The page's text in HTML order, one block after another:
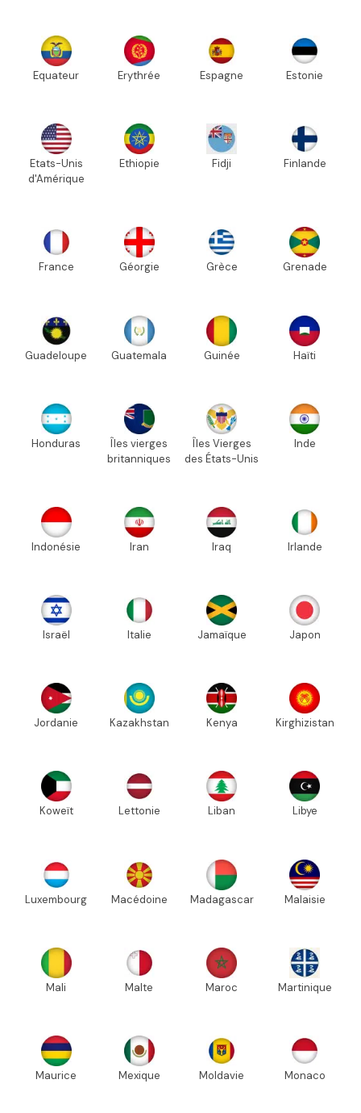
Equateur Erythrée Espagne Estonie
Etats-Unis
d'Amérique
Ethiopie Fidji Finlande
France Géorgie Grèce Grenade
Guadeloupe Guatemala Guinée Haïti
Honduras
Îles vierges
britanniques
Îles Vierges
des États-Unis
Inde
Indonésie Iran Iraq Irlande
Israël Italie Jamaïque Japon
Jordanie Kazakhstan Kenya Kirghizistan
Koweït Lettonie Liban Libye
Luxembourg Macédoine Madagascar Malaisie
Mali Malte Maroc Martinique
Maurice Mexique Moldavie Monaco